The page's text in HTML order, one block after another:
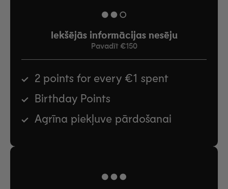
Iekšējās informācijas nesēju
Pavadīt €150
2 points for every €1 spent
Birthday Points
Agrīna piekļuve pārdošanai